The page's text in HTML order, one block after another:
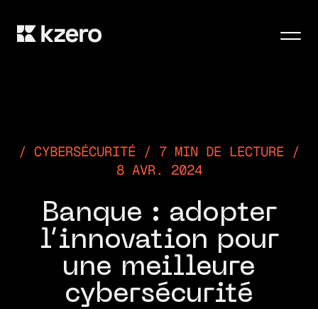
CYBERSÉCURITÉ / 7 MIN DE LECTURE /
8 AVR. 2024
Banque : adopter
l’innovation pour
une meilleure
cybersécurité